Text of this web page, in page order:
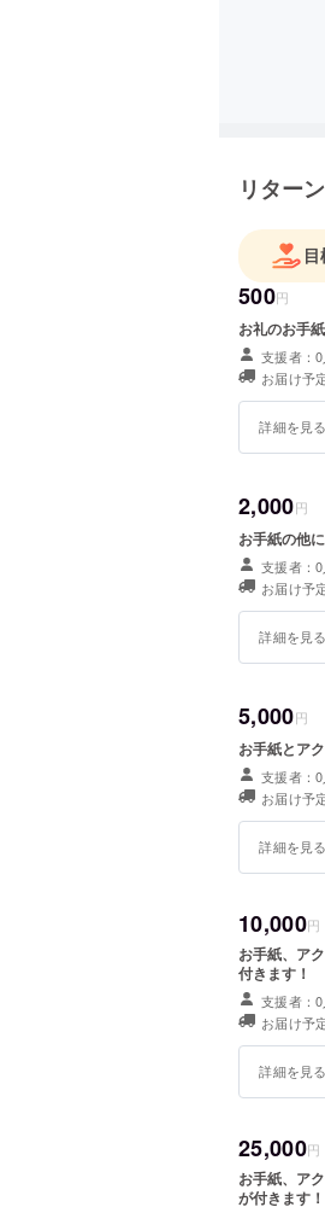
リター
500円
お礼のお手
支援者：
お届け予
詳細を見
2,000円
お手紙の他
支援者：
お届け予
詳細を見
5,000円
お手紙とア
支援者：
お届け予
詳細を見
10,000円
お手紙、ア
付きます！
支援者：
お届け予
詳細を見
25,000円
お手紙、ア
が付きます！